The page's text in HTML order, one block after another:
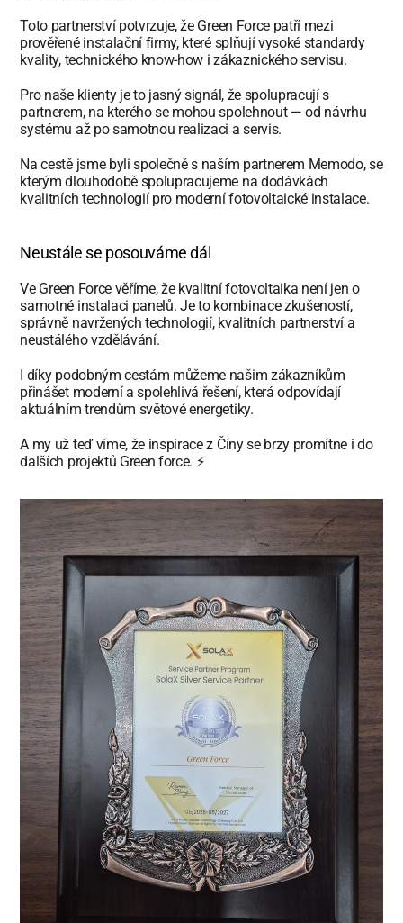
Toto partnerství potvrzuje, že Green Force patří mezi
prověřené instalační firmy, které splňují vysoké standardy
kvality, technického know-how i zákaznického servisu.
Pro naše klienty je to jasný signál, že spolupracují s
partnerem, na kterého se mohou spolehnout — od návrhu
systému až po samotnou realizaci a servis.
Na cestě jsme byli společně s naším partnerem Memodo, se
kterým dlouhodobě spolupracujeme na dodávkách
kvalitních technologií pro moderní fotovoltaické instalace.
Neustále se posouváme dál
Ve Green Force věříme, že kvalitní fotovoltaika není jen o
samotné instalaci panelů. Je to kombinace zkušeností,
správně navržených technologií, kvalitních partnerství a
neustálého vzdělávání.
I díky podobným cestám můžeme našim zákazníkům
přinášet moderní a spolehlivá řešení, která odpovídají
aktuálním trendům světové energetiky.
A my už teď víme, že inspirace z Číny se brzy promítne i do
dalších projektů Green force. ⚡